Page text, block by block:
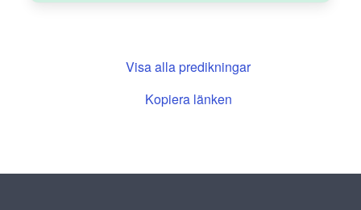
Visa alla predikningar
Kopiera länken